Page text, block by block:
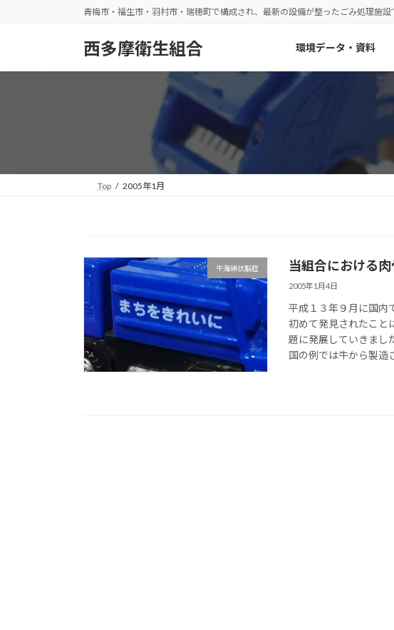
青梅市・福生市・羽村市・瑞穂町で構成され、最新の設備が整ったごみ処理施設
西多摩衛生組合 環境データ・資料
Top 2005年1月
牛海綿状脳症 当組合における
2005年1月4日
平成１３年９月に国内
初めて発見されたこと
題に発展していきまし
国の例では牛から製造